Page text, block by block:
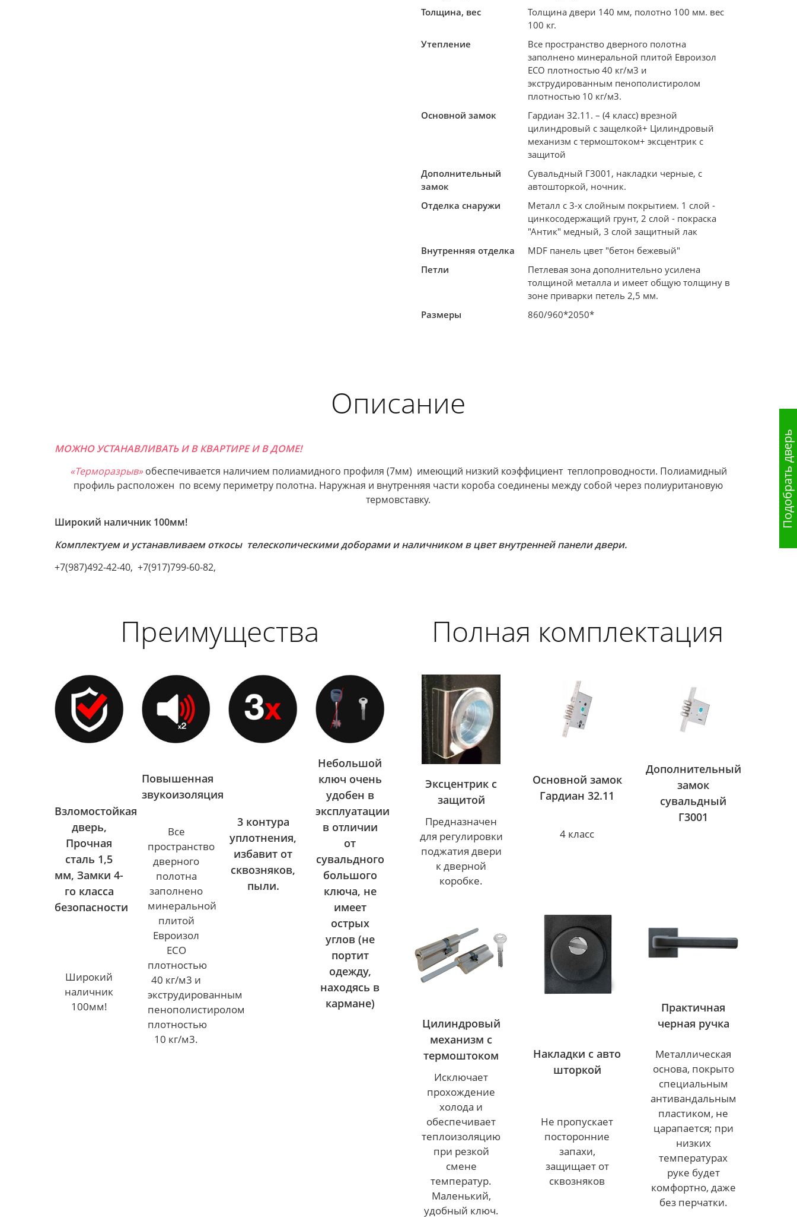
Толщина, вес
Толщина двери 140 мм, полотно 100 мм. вес
100 кг.
Утепление
Все пространство дверного полотна
заполнено минеральной плитой Евроизол
ECO плотностью 40 кг/м3 и
экструдированным пенополистиролом
плотностью 10 кг/м3.
Основной замок
Гардиан 32.11. – (4 класс) врезной
цилиндровый с защелкой+ Цилиндровый
механизм с термоштоком+ эксцентрик с
защитой
Дополнительный
замок
Сувальдный Г3001, накладки черные, с
автошторкой, ночник.
Отделка снаружи
Металл с 3-х слойным покрытием. 1 слой -
цинкосодержащий грунт, 2 слой - покраска
"Антик" медный, 3 слой защитный лак
Внутренняя отделка
MDF панель цвет "бетон бежевый"
Петли
Петлевая зона дополнительно усилена
толщиной металла и имеет общую толщину в
зоне приварки петель 2,5 мм.
Размеры
860/960*2050*
Описание
МОЖНО УСТАНАВЛИВАТЬ И В КВАРТИРЕ И В ДОМЕ!
«Терморазрыв»обеспечивается наличием полиамидного профиля (7мм) имеющий низкий коэффициент теплопроводности. Полиамидный
профиль расположен по всему периметру полотна. Наружная и внутренняя части короба соединены между собой через полиуритановую
термовставку.
Широкий наличник 100мм!
Комплектуем и устанавливаем откосы телескопическими доборами и наличником в цвет внутренней панели двери.
+7(987)492-42-40, +7(917)799-60-82,
Преимущества
Взломостойкая
дверь,
Прочная
сталь 1,5
мм, Замки 4-
го класса
безопасности
Широкий
наличник
100мм!
Повышенная
звукоизоляция
Все
пространство
дверного
полотна
заполнено
минеральной
плитой
Евроизол
ECO
плотностью
40 кг/м3 и
экструдированным
пенополистиролом
плотностью
10 кг/м3.
3 контура
уплотнения,
избавит от
сквозняков,
пыли.
Небольшой
ключ очень
удобен в
эксплуатации
в отличии
от
сувальдного
большого
ключа, не
имеет
острых
углов (не
портит
одежду,
находясь в
кармане)
Полная комплектация
Эксцентрик с
защитой
Предназначен
для регулировки
поджатия двери
к дверной
коробке.
Основной замок
Гардиан 32.11
4 класс
Дополнительный
замок
сувальдный
Г3001
Цилиндровый
механизм с
термоштоком
Исключает
прохождение
холода и
обеспечивает
теплоизоляцию
при резкой
смене
температур.
Маленький,
удобный ключ.
Накладки с авто
шторкой
Не пропускает
посторонние
запахи,
защищает от
сквозняков
Практичная
черная ручка
Металлическая
основа, покрыто
специальным
антивандальным
пластиком, не
царапается; при
низких
температурах
руке будет
комфортно, даже
без перчатки.
Подобрать дверь